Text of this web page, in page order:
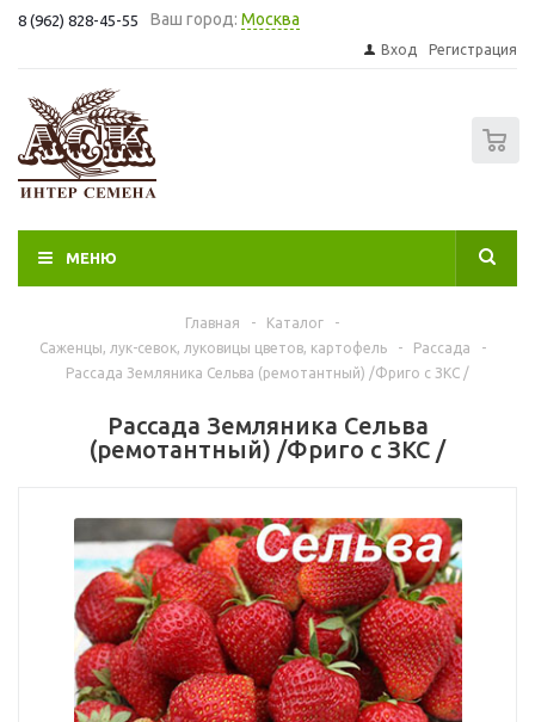
8 (962) 828-45-55 Ваш город: Москва
Вход Регистрация
МЕНЮ
Главная - Каталог
-
Саженцы, лук-севок, луковицы цветов, картофель
- Рассада
-
Рассада Земляника Сельва (ремотантный) /Фриго с ЗКС /
Рассада Земляника Сельва
(ремотантный) /Фриго с ЗКС /